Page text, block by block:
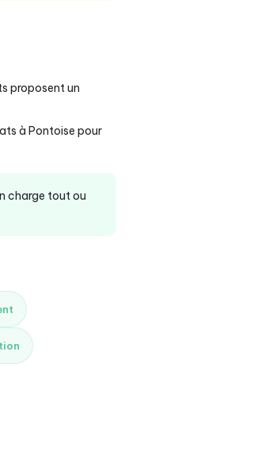
proposent un
à Pontoise pour
charge tout ou